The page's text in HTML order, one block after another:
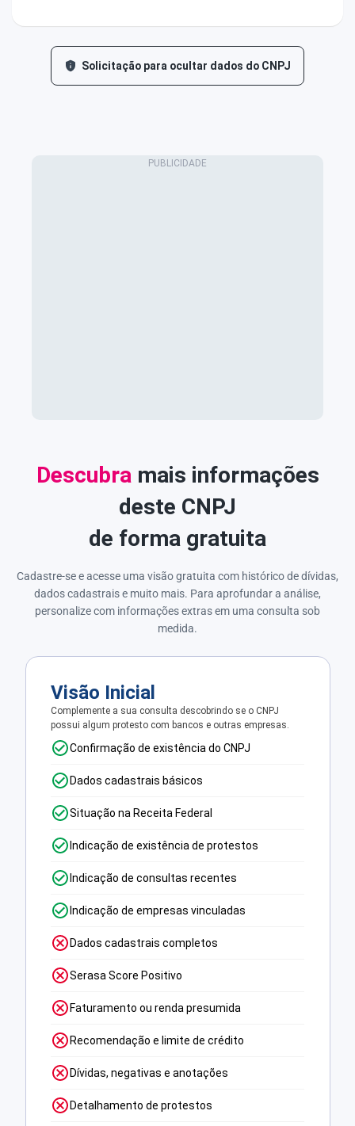
Solicitação para ocultar dados do CNPJ
Descubra mais informações
deste CNPJ
de forma gratuita
Cadastre-se e acesse uma visão gratuita com histórico de dívidas,
dados cadastrais e muito mais. Para aprofundar a análise,
personalize com informações extras em uma consulta sob
medida.
Visão Inicial
Complemente a sua consulta descobrindo se o CNPJ
possui algum protesto com bancos e outras empresas.
Confirmação de existência do CNPJ
Dados cadastrais básicos
Situação na Receita Federal
Indicação de existência de protestos
Indicação de consultas recentes
Indicação de empresas vinculadas
Dados cadastrais completos
Serasa Score Positivo
Faturamento ou renda presumida
Recomendação e limite de crédito
Dívidas, negativas e anotações
Detalhamento de protestos